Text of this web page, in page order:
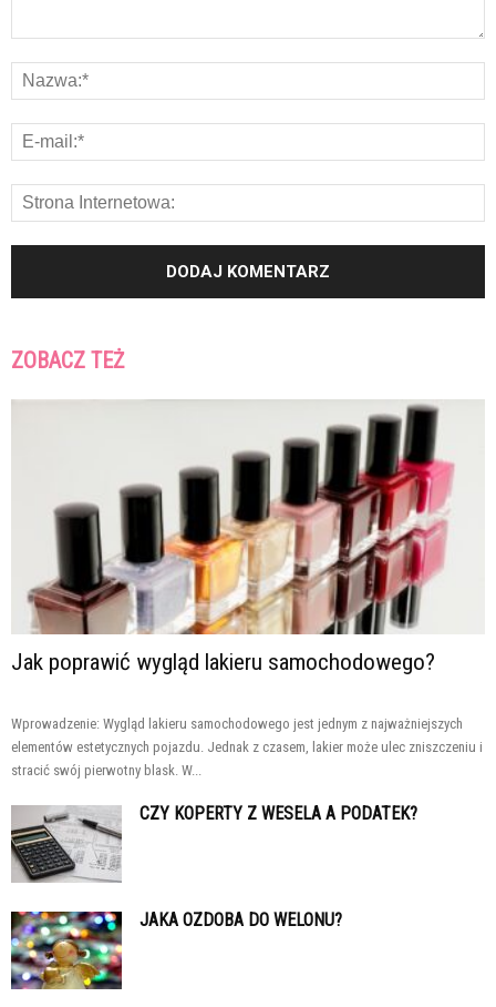
ZOBACZ TEŻ
Jak poprawić wygląd lakieru samochodowego?
Wprowadzenie: Wygląd lakieru samochodowego jest jednym z najważniejszych
elementów estetycznych pojazdu. Jednak z czasem, lakier może ulec zniszczeniu i
stracić swój pierwotny blask. W...
CZY KOPERTY Z WESELA A PODATEK?
JAKA OZDOBA DO WELONU?